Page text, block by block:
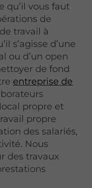
qu’il vous faut
de
travail à
s’agisse d’une
ou d’un open
de fond
entreprise de
propre et
propre
des salariés,
Nous
des travaux